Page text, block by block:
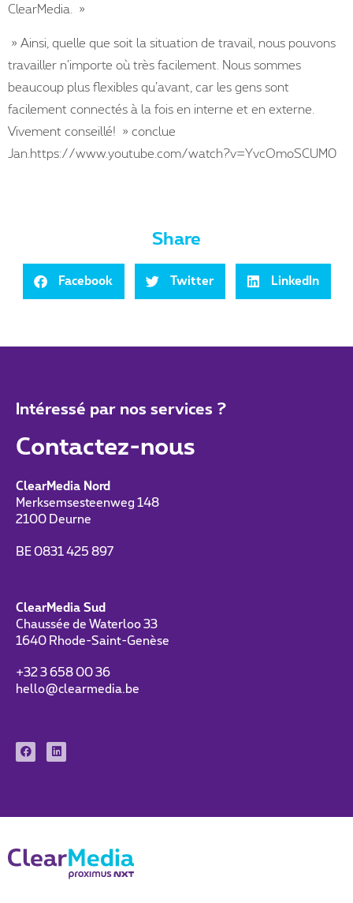
ClearMedia. »
» Ainsi, quelle que soit la situation de travail, nous pouvons
travailler n’importe où très facilement. Nous sommes
beaucoup plus flexibles qu’avant, car les gens sont
facilement connectés à la fois en interne et en externe.
Vivement conseillé! » conclue
Jan.https://www.youtube.com/watch?v=YvcOmoSCUM0
Share
Facebook Twitter LinkedIn
Intéressé par nos services ?
Contactez-nous
ClearMedia Nord
Merksemsesteenweg 148
2100 Deurne
BE 0831 425 897
ClearMedia Sud
Chaussée de Waterloo 33
1640 Rhode-Saint-Genèse
+32 3 658 00 36
hello@clearmedia.be